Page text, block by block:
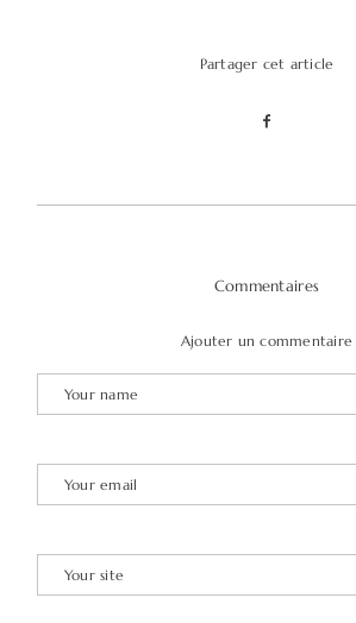
Partager cet article
Commentaires
Ajouter un commentaire